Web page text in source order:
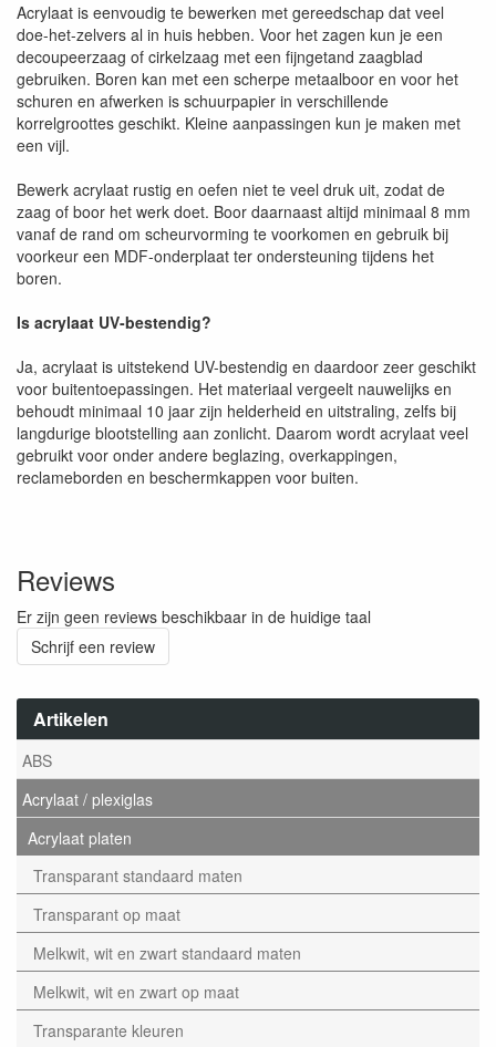
Artikelen
ABS
Acrylaat / plexiglas
Acrylaat platen
Transparant standaard maten
Transparant op maat
Melkwit, wit en zwart standaard maten
Melkwit, wit en zwart op maat
Transparante kleuren
Acrylaat is eenvoudig te bewerken met gereedschap dat veel
doe-het-zelvers al in huis hebben. Voor het zagen kun je een
decoupeerzaag of cirkelzaag met een fijngetand zaagblad
gebruiken. Boren kan met een scherpe metaalboor en voor het
schuren en afwerken is schuurpapier in verschillende
korrelgroottes geschikt. Kleine aanpassingen kun je maken met
een vijl.
Bewerk acrylaat rustig en oefen niet te veel druk uit, zodat de
zaag of boor het werk doet. Boor daarnaast altijd minimaal 8 mm
vanaf de rand om scheurvorming te voorkomen en gebruik bij
voorkeur een MDF-onderplaat ter ondersteuning tijdens het
boren.
Is acrylaat UV-bestendig?
Ja, acrylaat is uitstekend UV-bestendig en daardoor zeer geschikt
voor buitentoepassingen. Het materiaal vergeelt nauwelijks en
behoudt minimaal 10 jaar zijn helderheid en uitstraling, zelfs bij
langdurige blootstelling aan zonlicht. Daarom wordt acrylaat veel
gebruikt voor onder andere beglazing, overkappingen,
reclameborden en beschermkappen voor buiten.
Reviews
Er zijn geen reviews beschikbaar in de huidige taal
Schrijf een review